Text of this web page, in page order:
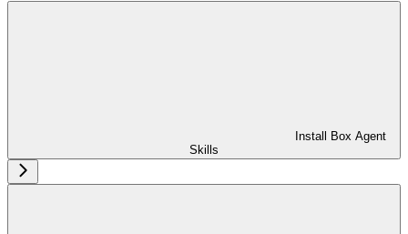
Install Box Agent
Skills